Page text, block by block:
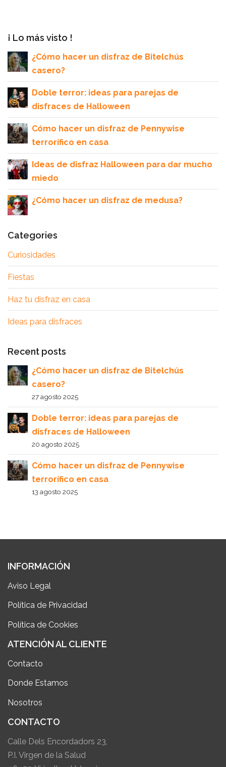
¡ Lo más visto !
¿Cómo hacer un disfraz de Bitelchús
casero?
Doble terror: ideas para parejas de
disfraces de Halloween
Cómo hacer un disfraz de Pennywise
terrorífico en casa
Ideas de disfraz Halloween para dar mucho
miedo
¿Cómo hacer un disfraz de medusa?
Categories
Curiosidades
Fiestas
Haz tu disfraz en casa
Ideas para disfraces
Recent posts
¿Cómo hacer un disfraz de Bitelchús
casero?
27 agosto 2025
Doble terror: ideas para parejas de
disfraces de Halloween
20 agosto 2025
Cómo hacer un disfraz de Pennywise
terrorífico en casa
13 agosto 2025
INFORMACIÓN
Aviso Legal
Política de Privacidad
Política de Cookies
ATENCIÓN AL CLIENTE
Contacto
Donde Estamos
Nosotros
CONTACTO
Calle Dels Encordadors 23,
P.I. Virgen de la Salud